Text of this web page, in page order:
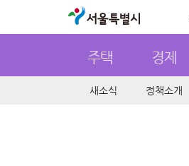
서울특별시
주택 경제
새소식 정책소개